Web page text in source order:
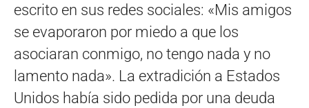
escrito en sus redes sociales: «Mis amigos
se evaporaron por miedo a que los
asociaran conmigo, no tengo nada y no
lamento nada». La extradición a Estados
Unidos había sido pedida por una deuda